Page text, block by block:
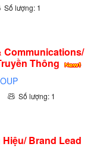
Số lượng: 1
Communications/
Thông
Số lượng: 1
Brand Lead